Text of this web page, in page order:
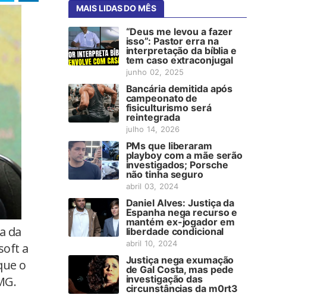
da
a
o
MAIS LIDAS DO MÊS
“Deus me levou a fazer
isso”: Pastor erra na
interpretação da bíblia e
tem caso extraconjugal
junho 02, 2025
Bancária demitida após
campeonato de
fisiculturismo será
reintegrada
julho 14, 2026
PMs que liberaram
playboy com a mãe serão
investigados; Porsche
não tinha seguro
abril 03, 2024
Daniel Alves: Justiça da
Espanha nega recurso e
mantém ex-jogador em
liberdade condicional
abril 10, 2024
Justiça nega exumação
de Gal Costa, mas pede
investigação das
circunstâncias da m0rt3